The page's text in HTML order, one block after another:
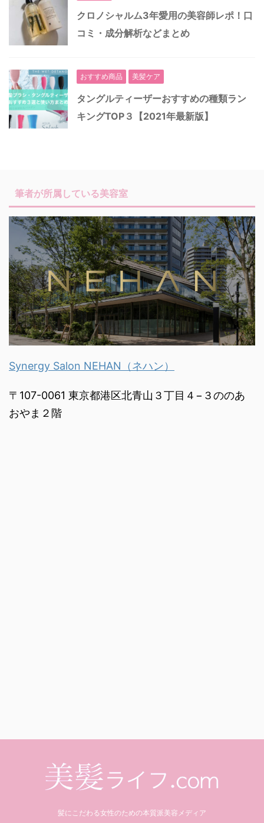
クロノシャルム3年愛用の美容師レポ！口
コミ・成分解析などまとめ
おすすめ商品 美髪ケア
タングルティーザーおすすめの種類ラン
キングTOP３【2021年最新版】
筆者が所属している美容室
Synergy Salon NEHAN（ネハン）
〒107-0061 東京都港区北青山３丁目４−３ののあ
おやま２階
髪にこだわる女性のための本質派美容メディア